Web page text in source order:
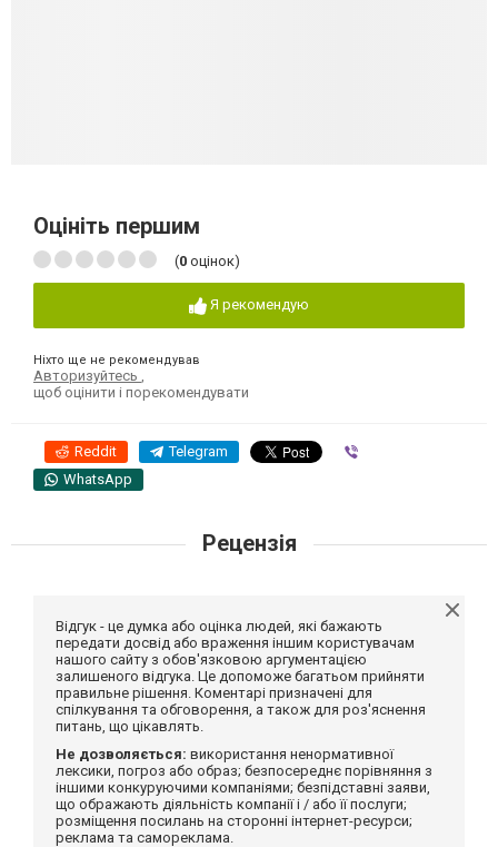
Оцініть першим
(0 оцінок)
Я рекомендую
Ніхто ще не рекомендував
Авторизуйтесь
щоб оцінити і порекомендувати
Reddit Telegram
WhatsApp
Рецензія
Відгук - це думка або оцінка людей, які бажають
передати досвід або враження іншим користувачам
нашого сайту з обов'язковою аргументацією
залишеного відгука. Це допоможе багатьом прийняти
правильне рішення. Коментарі призначені для
спілкування та обговорення, а також для роз'яснення
питань, що цікавлять.
Не дозволяється: використання ненормативної
лексики, погроз або образ; безпосереднє порівняння з
іншими конкуруючими компаніями; безпідставні заяви,
що ображають діяльність компанії і / або її послуги;
розміщення посилань на сторонні інтернет-ресурси;
реклама та самореклама.